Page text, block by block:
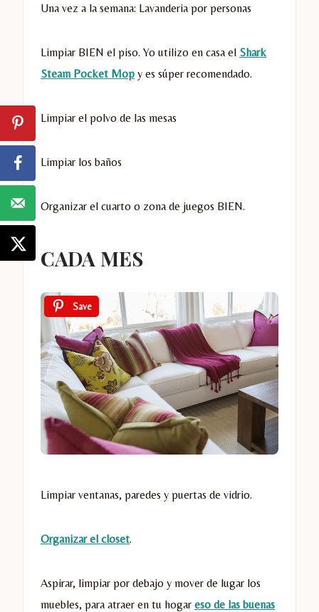
Una vez a la semana: Lavanderia por personas
Limpiar BIEN el piso. Yo utilizo en casa el Shark
Steam Pocket Mop y es súper recomendado.
Limpiar el polvo de las mesas
Limpiar los baños
Organizar el cuarto o zona de juegos BIEN.
CADA MES
Save
Limpiar ventanas, paredes y puertas de vidrio.
Organizar el closet.
Aspirar, limpiar por debajo y mover de lugar los
muebles, para atraer en tu hogar eso de las buenas